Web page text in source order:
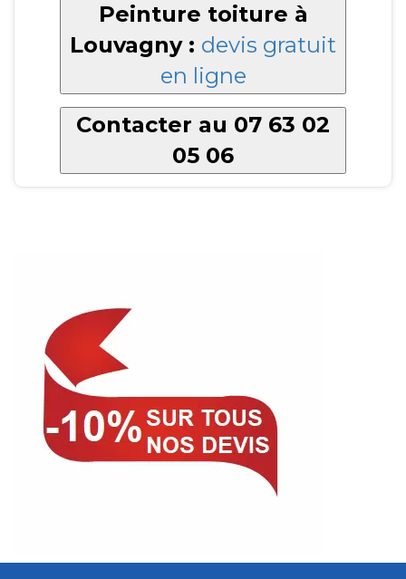
Peinture toiture à
Louvagny : devis gratuit
en ligne
Contacter au 07 63 02
05 06